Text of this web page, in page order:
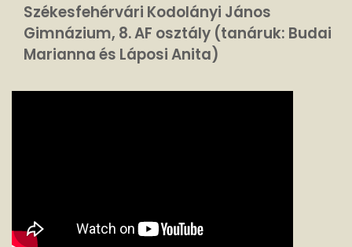
Székesfehérvári Kodolányi János
Gimnázium, 8. AF osztály (tanáruk: Budai
Marianna és Láposi Anita)